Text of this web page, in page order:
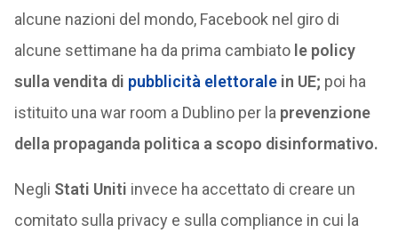
alcune nazioni del mondo, Facebook nel giro di
alcune settimane ha da prima cambiato le policy
sulla vendita di pubblicità elettoralein UE; poi ha
istituito una war room a Dublino per la prevenzione
della propaganda politica a scopo disinformativo.
Negli Stati Uniti invece ha accettato di creare un
comitato sulla privacy e sulla compliance in cui la